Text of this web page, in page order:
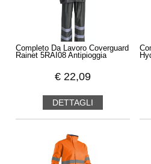
Completo Da Lavoro Coverguard
Rainet 5RAI08 Antipioggia
€ 22,09
DETTAGLI